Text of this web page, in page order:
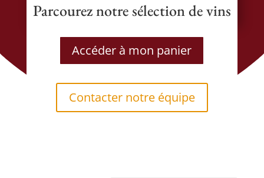
Parcourez notre sélection de vins
Accéder à mon panier
Contacter notre équipe